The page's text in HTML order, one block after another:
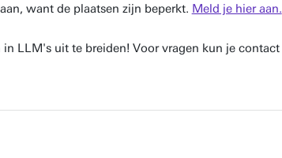
want de plaatsen zijn beperkt. Meld je hier aan.
LLM's uit te breiden! Voor vragen kun je contact